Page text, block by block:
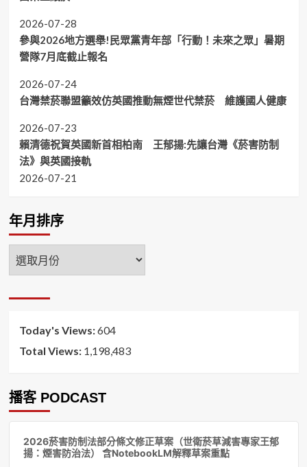
2026-07-28
參與2026地方選舉!民眾黨青年部「行動！未來之眾」暑期
營隊7月底截止報名
2026-07-24
台灣禁菸聯盟籲效仿英國推動無煙世代禁菸 維護國人健康
2026-07-23
賴清德祝賀英國新首相柏南 王郁揚:先讓台灣《菸害防制
法》與英國接軌
2026-07-21
年月排序
年
月
序
Today's Views:604
Total Views: 1,198,483
播客 PODCAST
2026菸害防制法部分條文修正草案（世衛菸草減害專家王郁
揚：煙害防治法） 含NotebookLM解釋草案重點